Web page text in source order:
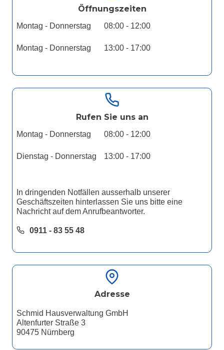
Öffnungszeiten
Montag - Donnerstag 08:00 - 12:00
Montag - Donnerstag 13:00 - 17:00
Rufen Sie uns an
Montag - Donnerstag 08:00 - 12:00
Dienstag - Donnerstag 13:00 - 17:00
In dringenden Notfällen ausserhalb unserer
Geschäftszeiten hinterlassen Sie uns bitte eine
Nachricht auf dem Anrufbeantworter.
0911 - 83 55 48
Adresse
Schmid Hausverwaltung GmbH
Altenfurter Straße 3
90475 Nürnberg